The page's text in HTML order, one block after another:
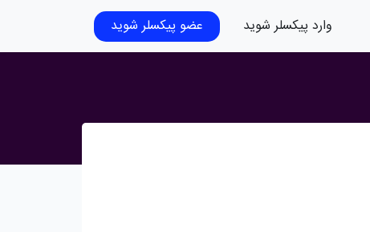
وارد پیکسلر شوید عضو پیکسلر شوید